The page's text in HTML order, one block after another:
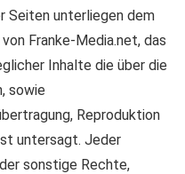
Seiten unterliegen dem
Franke-Media.net, das
Inhalte die über die
sowie
Reproduktion
untersagt. Jeder
sonstige Rechte,